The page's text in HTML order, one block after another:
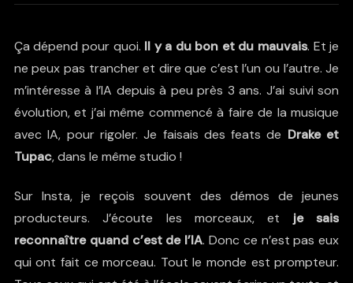
Ça dépend pour quoi. Il y a du bon et du mauvais. Et je
ne peux pas trancher et dire que c’est l’un ou l’autre. Je
m’intéresse à l’IA depuis à peu près 3 ans. J’ai suivi son
évolution, et j’ai même commencé à faire de la musique
avec IA, pour rigoler. Je faisais des feats de Drake et
Tupac, dans le même studio !
Sur Insta, je reçois souvent des démos de jeunes
producteurs. J’écoute les morceaux, et je sais
reconnaître quand c’est de l’IA. Donc ce n’est pas eux
qui ont fait ce morceau. Tout le monde est prompteur.